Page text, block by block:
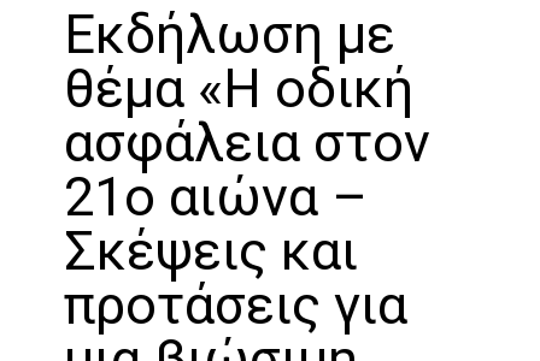
Eκδήλωση με
θέμα «Η οδική
ασφάλεια στον
21ο αιώνα –
Σκέψεις και
προτάσεις για